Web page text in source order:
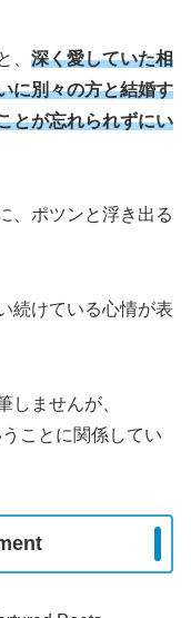
、 深く愛していた相
に別々の方と結婚す
とが忘れられずにい
、ポツンと浮き出る
続けている心情が表
しませんが、
ことに関係してい